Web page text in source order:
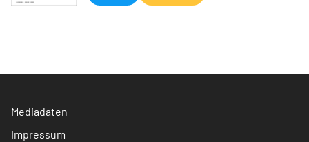
Mediadaten
Impressum